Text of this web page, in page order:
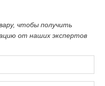
чтобы получить
от наших экспертов